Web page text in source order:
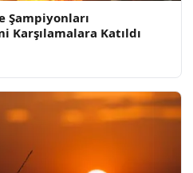
Şampiyonları
Karşılamalara Katıldı